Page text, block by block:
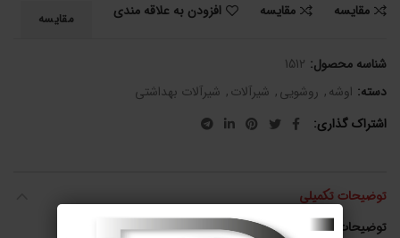
مقایسه مقایسه افزودن به علاقه مندی مقایسه
شناسه محصول: 1512
دسته: اوشه, روشویی, شیرآلات, شیرآلات بهداشتی
اشتراک گذاری
توضیحات تکمیلی
توضیحات تکمیلی